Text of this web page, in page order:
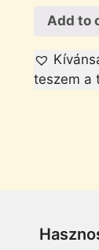
Add to
teszem a